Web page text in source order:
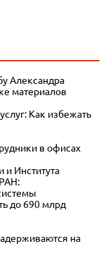
Александра
материалов
Как избежать
в офисах
и Института
до 690 млрд
на